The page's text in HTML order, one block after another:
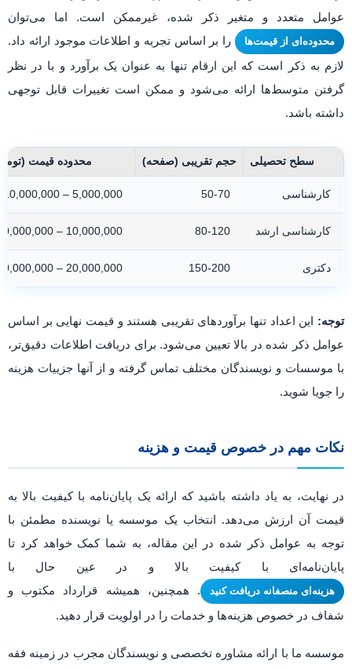
عوامل متعدد و متغیر ذکر شده، غیرممکن است. اما می‌توان
محدوده‌ای از قیمت‌ها
را بر اساس تجربه و اطلاعات موجود ارائه داد.
لازم به ذکر است که این ارقام تنها به عنوان یک برآورد و با در نظر
گرفتن متوسط‌ها ارائه می‌شود و ممکن است تغییرات قابل توجهی
داشته باشد.
سطح تحصیلی حجم تقریبی (صفحه) محدوده قیمت
کارشناسی 50-70
5,000,000 – 10,000,000
کارشناسی ارشد 80-120
10,000,000 – 20,000,000
دکتری 150-200
20,000,000 – 40,000,000
توجه: این اعداد تنها برآوردهای تقریبی هستند و قیمت نهایی بر اساس
عوامل ذکر شده در بالا تعیین می‌شود. برای دریافت اطلاعات دقیق‌تر،
با موسسات و نویسندگان مختلف تماس گرفته و از آنها جزییات هزینه
را جویا شوید.
نکات مهم در خصوص قیمت و هزینه
در نهایت، به یاد داشته باشید که ارائه یک پایان‌نامه با کیفیت بالا به
قیمت آن ارزش می‌دهد. انتخاب یک موسسه یا نویسنده مطمئن با
توجه به عوامل ذکر شده در این مقاله، به شما کمک خواهد کرد تا
پایان‌نامه‌ای با کیفیت بالا و در عین حال با
هزینه‌ای منصفانه دریافت کنید
. همچنین، همیشه قرارداد مکتوب و
شفاف در خصوص هزینه‌ها و خدمات را در اولویت قرار دهید.
موسسه ما با ارائه مشاوره تخصصی و نویسندگان مجرب در زمینه فقه